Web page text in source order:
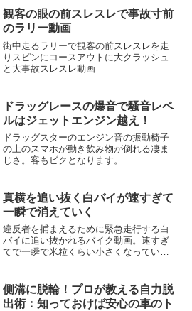
観客の眼の前スレスレで事故寸前
のラリー動画
街中走るラリーで観客の前スレスレを走
りスピンにコースアウトに大クラッシュ
と大事故スレスレ動画
ドラッグレースの爆音で騒音レベ
ルはジェットエンジン越え！
ドラッグスターのエンジン音の振動椅子
の上のスマホが動き飲み物が倒れる凄ま
じさ。客もビクとなります。
真横を追い抜く白バイが速すぎて
一瞬で消えていく
違反者を捕まえるために緊急走行する白
バイに追い抜かれるバイク動画。速すぎ
てで一瞬で米粒くらい小さくなっていき
側溝に脱輪！プロが教える自力脱
出術：知っておけば安心の車のト